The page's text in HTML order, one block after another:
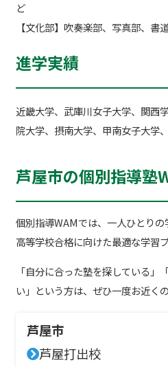
ど
【文化部】吹奏楽部、写真部、書
進学実績
近畿大学、武庫川女子大学、関西
院大学、摂南大学、甲南女子大学
芦屋市の個別指導塾
個別指導WAMでは、一人ひとり
高等学校合格に向けた最適な学習
「自分に合った塾を探している」
い」という方は、ぜひ一度お近く
芦屋市
芦屋打出校